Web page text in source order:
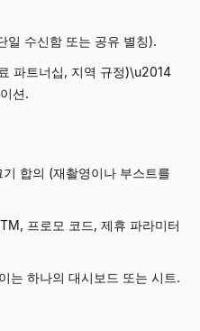
일 수신함 또는 공유 별칭).
파트너십, 지역 규정)\u2014
션.
합의 (재촬영이나 부스트를
프로모 코드, 제휴 파라미터
는 하나의 대시보드 또는 시트.